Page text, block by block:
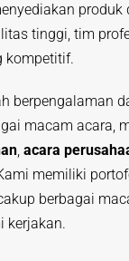
produk
tinggi, tim
kompetitif.
berpengalaman
macam acara,
, acara
memiliki
berbagai
kerjakan.